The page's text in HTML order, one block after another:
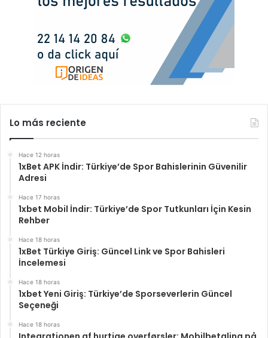
Lo más reciente
Hace 12 horas
1xBet APK İndir: Türkiye’de Spor Bahislerinin Güvenilir
Adresi
Hace 17 horas
1xbet Mobil İndir: Türkiye’de Spor Tutkunları İçin Kesin
Rehber
Hace 18 horas
1xBet Türkiye Giriş: Güncel Link ve Spor Bahisleri
İncelemesi
Hace 18 horas
1xbet Yeni Giriş: Türkiye’de Sporseverlerin Güncel
Seçeneği
Hace 18 horas